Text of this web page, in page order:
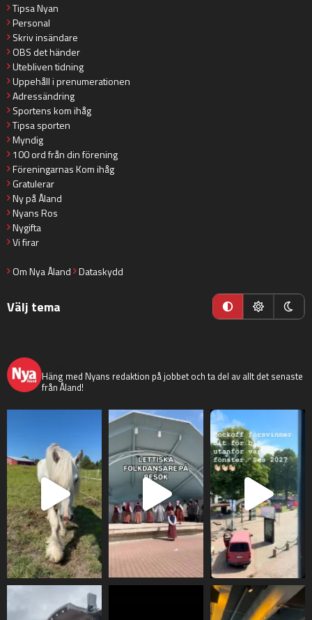
Tipsa Nyan
Personal
Skriv insändare
OBS det händer
Utebliven tidning
Uppehåll i prenumerationen
Adressändring
Sportens kom ihåg
Tipsa sporten
Myndig
100 ord från din förening
Föreningarnas Kom ihåg
Gratulerar
Ny på Åland
Nyans Ros
Nygifta
Vi firar
Om Nya Åland Dataskydd
Välj tema
Häng med Nyans redaktion på jobbet och ta del av allt det senaste
från Åland!